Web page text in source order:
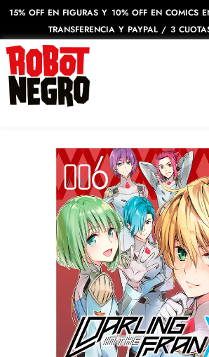
15% OFF EN FIGURAS Y 10% OFF EN COMICS
TRANSFERENCIA Y PAYPAL / 3